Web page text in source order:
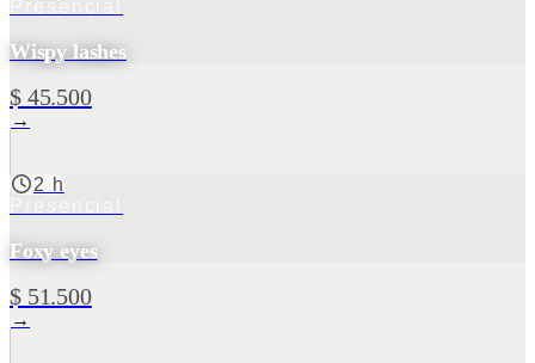
Wispy lashes
$ 45.500
→
2 h
Foxy eyes
$ 51.500
→